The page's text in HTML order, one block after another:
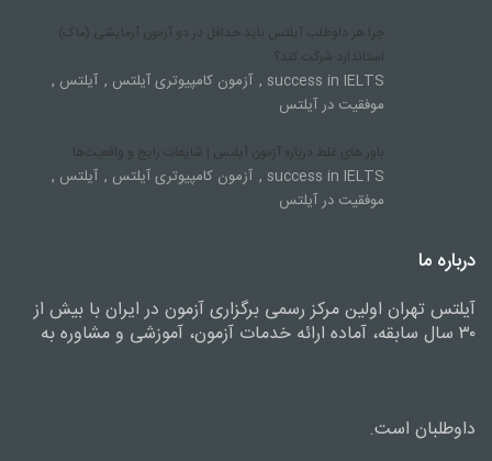
چرا هر داوطلب آیلتس باید حداقل در دو آزمون آزمایشی (ماک)
استاندارد شرکت کند؟
success in IELTS
, آزمون کامپیوتری آیلتس , آیلتس ,
موفقیت در آیلتس
باور های غلط درباره آزمون آیلتس | شایعات رایج و واقعیت‌ها
success in IELTS
, آزمون کامپیوتری آیلتس , آیلتس ,
موفقیت در آیلتس
درباره ما
آیلتس تهران اولین مرکز رسمی برگزاری آزمون در ایران با بیش از
۳۰ سال سابقه، آماده ارائه خدمات آزمون، آموزشی و مشاوره به
داوطلبان است.